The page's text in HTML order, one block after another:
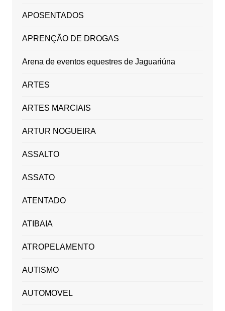
APOSENTADOS
APRENÇÃO DE DROGAS
Arena de eventos equestres de Jaguariúna
ARTES
ARTES MARCIAIS
ARTUR NOGUEIRA
ASSALTO
ASSATO
ATENTADO
ATIBAIA
ATROPELAMENTO
AUTISMO
AUTOMOVEL